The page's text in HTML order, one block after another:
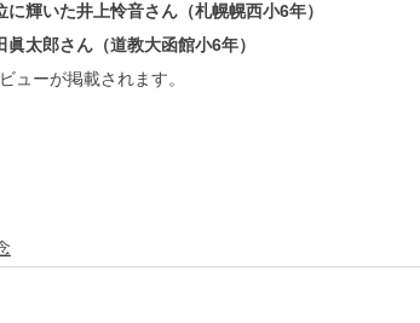
に輝いた井上怜音さん（札幌幌西小6年）
太郎さん（道教大函館小6年）
ューが掲載されます。